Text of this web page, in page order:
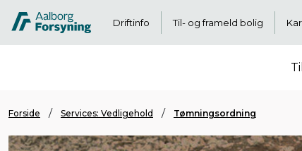
Driftinfo Til- og frameld bolig
Forside Services: Vedligehold Tømningsordning